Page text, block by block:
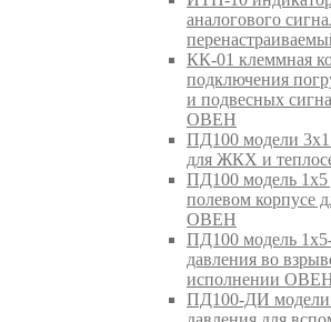
аналогового
КК-01 клеммная
подключения
и подвесных
ОВЕН
ПД100 модели 3х1
для ЖКХ и
ПД100 модель 1х5
полевом корпусе
ОВЕН
ПД100 модель
давления во
исполнении
ПД100-ДИ модели